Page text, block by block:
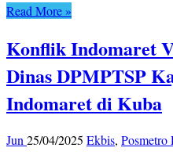
Read More »
Konflik Indomaret
Dinas DPMPTSP
Indomaret di Kuba
Jun25/04/2025 Ekbis, Posmetro